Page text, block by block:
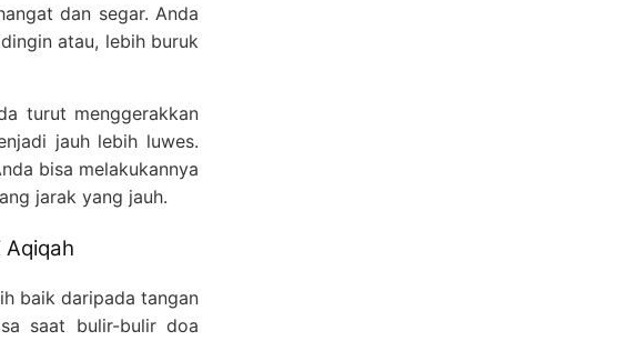
dan segar. Anda
atau, lebih buruk
turut menggerakkan
jauh lebih luwes.
bisa melakukannya
jarak yang jauh.
Aqiqah
baik daripada tangan
saat bulir-bulir doa